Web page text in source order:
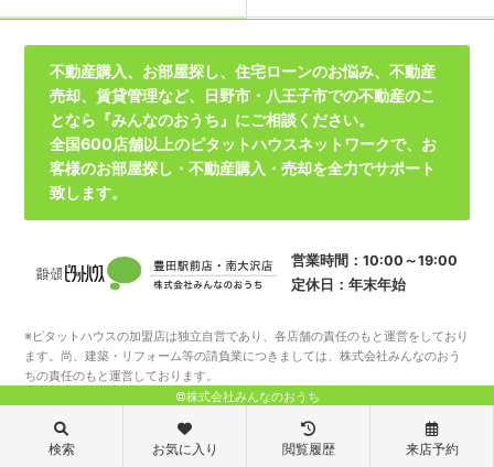
不動産購入、お部屋探し、住宅ローンのお悩み、不動産
売却、賃貸管理など、日野市・八王子市での不動産のこ
となら『みんなのおうち』にご相談ください。
全国600店舗以上のピタットハウスネットワークで、お
客様のお部屋探し・不動産購入・売却を全力でサポート
致します。
営業時間：10:00～19:00
定休日：年末年始
※ピタットハウスの加盟店は独立自営であり、各店舗の責任のもと運営をしており
ます。尚、建築・リフォーム等の請負業につきましては、株式会社みんなのおう
ちの責任のもと運営しております。
©株式会社みんなのおうち
検索 お気に入り 閲覧履歴 来店予約